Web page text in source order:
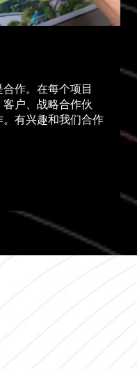
作。在每个项目
户、战略合作伙
有兴趣和我们合作